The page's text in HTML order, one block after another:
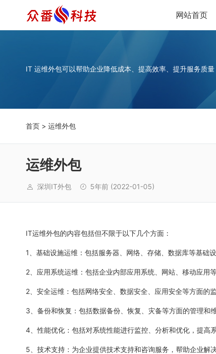
网站首页
IT 运维外包可以帮助企业降低成本、提高效率、提升服务质量
首页 > 运维外包
运维外包
深圳IT外包 5年前 (2022-01-05)
IT运维外包的内容包括但不限于以下几个方面：
1、基础设施运维：包括服务器、网络、存储、数据库等基础
2、应用系统运维：包括企业内部应用系统、网站、移动应用
2、安全运维：包括网络安全、数据安全、应用安全等方面的
3、备份和恢复：包括数据备份、恢复、灾备等方面的管理和维
4、性能优化：包括对系统性能进行监控、分析和优化，提高
5、技术支持：为企业提供技术支持和咨询服务，帮助企业解